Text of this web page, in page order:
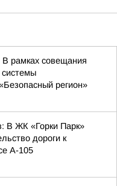
рамках совещания
системы
регион»
В ЖК «Горки Парк»
дороги к
А-105